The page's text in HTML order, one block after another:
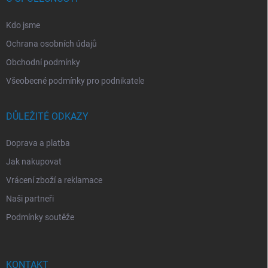
Kdo jsme
Ochrana osobních údajů
Obchodní podmínky
Všeobecné podmínky pro podnikatele
DŮLEŽITÉ ODKAZY
Doprava a platba
Jak nakupovat
Vrácení zboží a reklamace
Naši partneři
Podmínky soutěže
KONTAKT